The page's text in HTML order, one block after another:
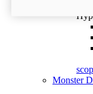
Monster